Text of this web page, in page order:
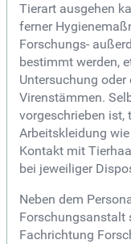
Tierart ausgehen
ferner
Forschungs-
bestimmt werden,
Untersuchung
Virenstämmen.
vorgeschrieben ist,
Arbeitskleidung
Kontakt mit
bei jeweiliger
Neben dem
Forschungsanstalt
Fachrichtung